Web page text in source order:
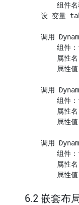
组件
设 变量
调用
组件
属性
属性值
调用
组件
属性
属性值
调用
组件
属性
6.2 嵌套布